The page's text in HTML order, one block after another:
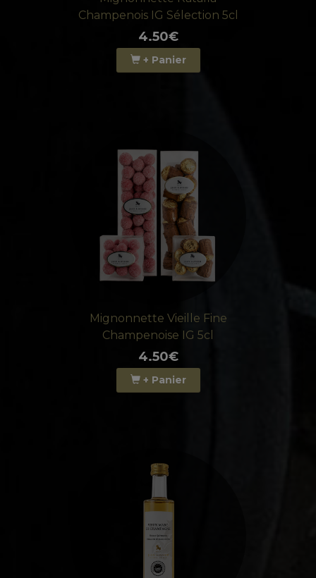
DES REFLETS TOPAZE.
ARÔMES DE PRUNEAU, DE PAIN
D'ÉPICES ET DE CARAMEL.
COMMENTAIRE :
GOURMAND ET HARMONIEUX, LE RATAFIA
CHAMPENOIS IG CLUB 1911 EST LA PARFAITE
EXPRESSION DE TOUTE LA RICHESSE DES
SPIRITUEUX DE LA CHAMPAGNE.
5CL
18 % D'ALCOOL
+ Panier + d'info
Champenois IG Sélection 5cl
4.50€
+ Panier
Mignonnette Vieille Fine
Champenoise IG 5cl
4.50€
+ Panier